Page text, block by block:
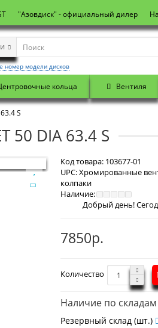
"Азовдиск" - официальный дилер
номер модели дисков
кольца Вентиля
S
50 DIA 63.4 S
Код товара: 103677-01
UPC:Хромированные
колпаки
Наличие:
7850р.
Количество
Наличие по складам
Резервный склад (шт.)